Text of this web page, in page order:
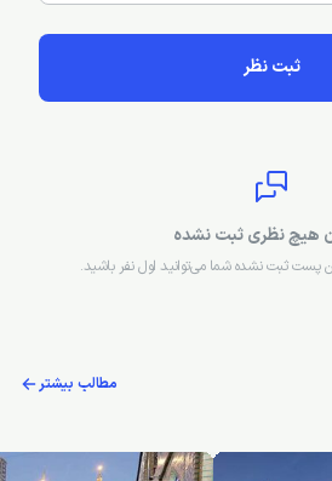
ثبت نظر
هیچ نظری ثبت نشده
پست ثبت نشده شما می‌توانید اول نفر باشید.
مطالب بیشتر